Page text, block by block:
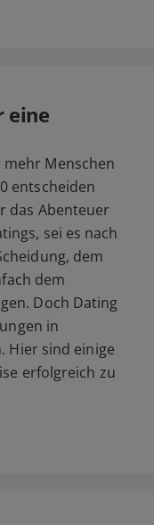
eine
mehr Menschen
entscheiden
das Abenteuer
sei es nach
dem
dem
Doch Dating
in
Hier sind einige
erfolgreich zu